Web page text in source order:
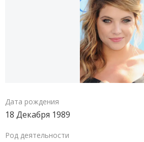
Дата рождения
18 Декабря 1989
Род деятельности